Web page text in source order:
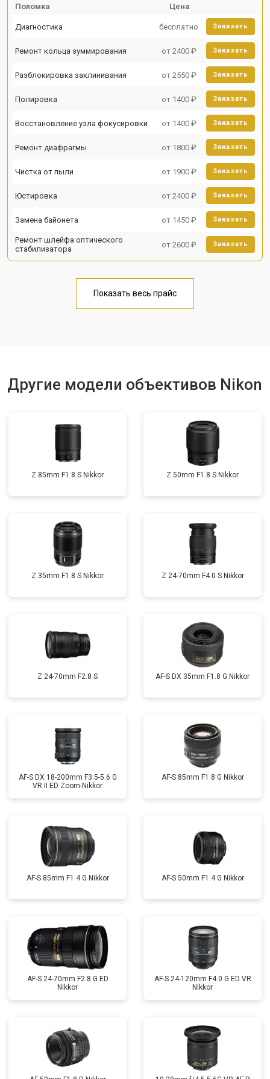
Поломка Цена
Диагностика бесплатно Заказать
Ремонт кольца зуммирования от 2400 ₽ Заказать
Разблокировка заклинивания от 2550 ₽ Заказать
Полировка от 1400 ₽ Заказать
Восстановление узла фокусировки от 1400 ₽ Заказать
Ремонт диафрагмы от 1800 ₽ Заказать
Чистка от пыли от 1900 ₽ Заказать
Юстировка от 2400 ₽ Заказать
Замена байонета от 1450 ₽ Заказать
Ремонт шлейфа оптического
стабилизатора
от 2600 ₽ Заказать
Показать весь прайс
Другие модели объективов Nikon
Z 85mm F1.8 S Nikkor Z 50mm F1.8 S Nikkor
Z 35mm F1.8 S Nikkor Z 24-70mm F4.0 S Nikkor
Z 24-70mm F2.8 S AF-S DX 35mm F1.8 G Nikkor
AF-S DX 18-200mm F3.5-5.6 G
VR II ED Zoom-Nikkor
AF-S 85mm F1.8 G Nikkor
AF-S 85mm F1.4 G Nikkor AF-S 50mm F1.4 G Nikkor
AF-S 24-70mm F2.8 G ED
Nikkor
AF-S 24-120mm F4.0 G ED VR
Nikkor